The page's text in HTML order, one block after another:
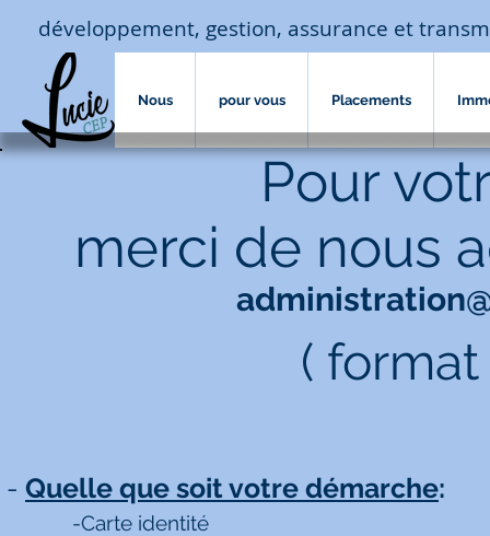
développement, gestion, assurance et
Nous pour vous Placements
Pour
merci de nous
(
- Quelle que soit votre démarche:
-Carte identité